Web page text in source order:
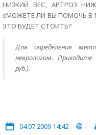
НИЗКИЙ ВЕС, АРТРОЗ
сМОЖЕТЕ ЛИ ВЫ ПОМОЧЬ В
ЭТО БУДЕТ СТОИТЬ?
Для определения
неврологом.
руб.).
04.07.2009 14:42 -